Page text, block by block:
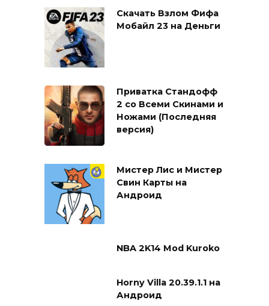
Скачать Взлом Фифа
Мобайл 23 на Деньги
Приватка Стандофф
2 со Всеми Скинами и
Ножами (Последняя
версия)
Мистер Лис и Мистер
Свин Карты на
Андроид
NBA 2K14 Mod Kuroko
Horny Villa 20.39.1.1 на
Андроид